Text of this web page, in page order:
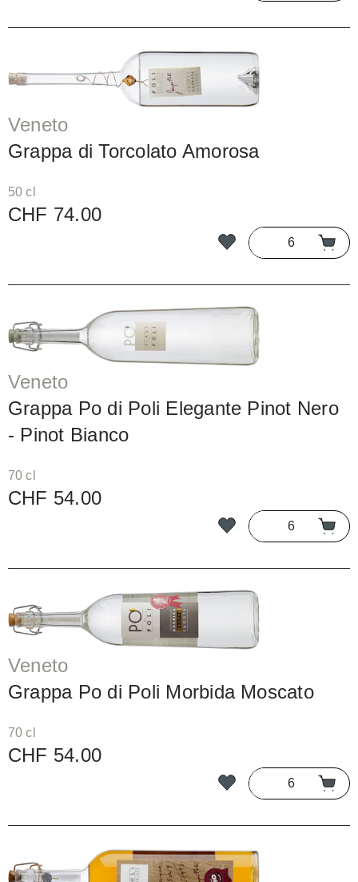
Veneto
Grappa di Torcolato Amorosa
50 cl
CHF 74.00
Veneto
Grappa Po di Poli Elegante Pinot Nero
- Pinot Bianco
70 cl
CHF 54.00
Veneto
Grappa Po di Poli Morbida Moscato
70 cl
CHF 54.00